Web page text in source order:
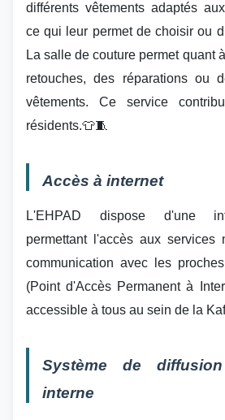
différents vêtements adaptés
ce qui leur permet de choisir ou
La salle de couture permet quant
retouches, des réparations ou
vêtements. Ce service
résidents.👕🧵
Accès à internet
L'EHPAD dispose d'une
permettant l'accès aux services
communication avec les
(Point d'Accès Permanent à
accessible à tous au sein de la
Système de
interne